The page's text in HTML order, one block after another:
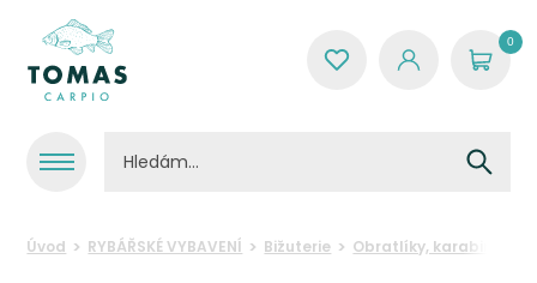
0
Úvod RYBÁŘSKÉ VYBAVENÍ Bižuterie Obratlíky, karabinky,